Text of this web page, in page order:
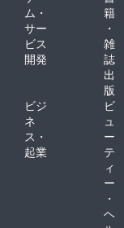
ム・
サー
ビス
開発
籍
・
雑
誌
出
版
ビジ
ネ
ス・
起業
ビ
ュ
ー
テ
ィ
ー
・
ヘ